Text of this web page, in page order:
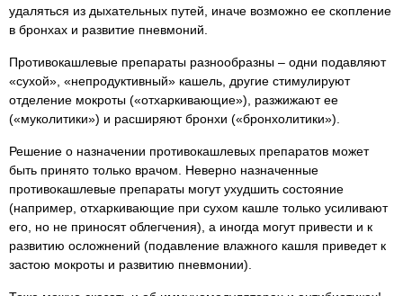
удаляться из дыхательных путей, иначе возможно ее скопление
в бронхах и развитие пневмоний.
Противокашлевые препараты разнообразны – одни подавляют
«сухой», «непродуктивный» кашель, другие стимулируют
отделение мокроты («отхаркивающие»), разжижают ее
(«муколитики») и расширяют бронхи («бронхолитики»).
Решение о назначении противокашлевых препаратов может
быть принято только врачом. Неверно назначенные
противокашлевые препараты могут ухудшить состояние
(например, отхаркивающие при сухом кашле только усиливают
его, но не приносят облегчения), а иногда могут привести и к
развитию осложнений (подавление влажного кашля приведет к
застою мокроты и развитию пневмонии).